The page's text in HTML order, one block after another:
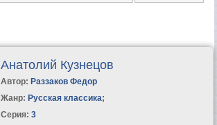
Анатолий Кузнецов
Автор: Раззаков Федор
Жанр: Русская классика;
Серия: 3